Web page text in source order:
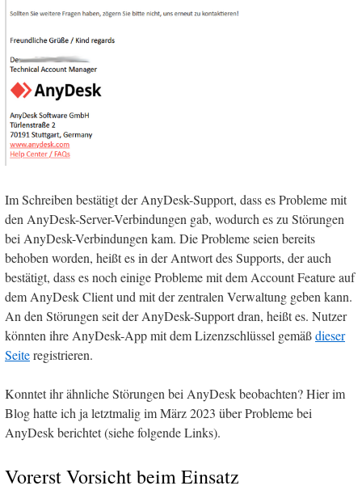
Im Schreiben bestätigt der AnyDesk-Support, dass es Probleme mit
den AnyDesk-Server-Verbindungen gab, wodurch es zu Störungen
bei AnyDesk-Verbindungen kam. Die Probleme seien bereits
behoben worden, heißt es in der Antwort des Supports, der auch
bestätigt, dass es noch einige Probleme mit dem Account Feature auf
dem AnyDesk Client und mit der zentralen Verwaltung geben kann.
An den Störungen seit der AnyDesk-Support dran, heißt es. Nutzer
könnten ihre AnyDesk-App mit dem Lizenzschlüssel gemäßdieser
Seiteregistrieren.
Konntet ihr ähnliche Störungen bei AnyDesk beobachten? Hier im
Blog hatte ich ja letztmalig im März 2023 über Probleme bei
AnyDesk berichtet (siehe folgende Links).
Vorerst Vorsicht beim Einsatz